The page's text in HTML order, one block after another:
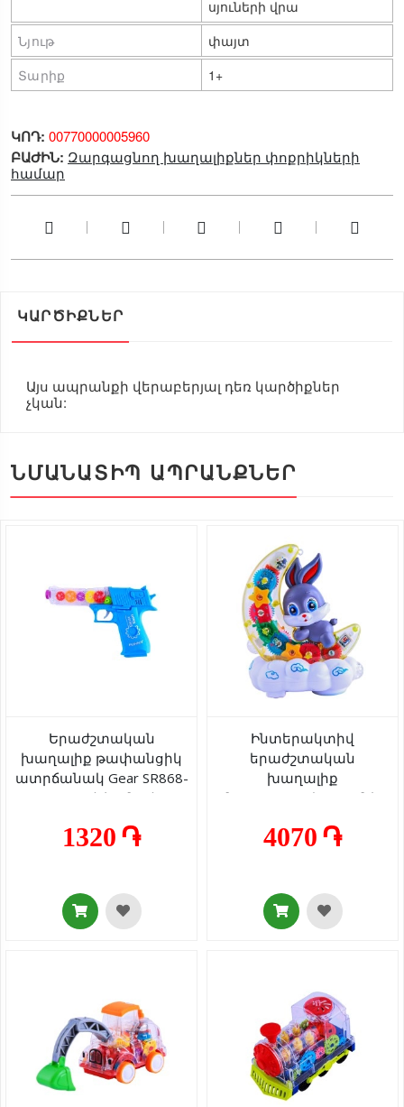
սյուների վրա
Նյութ
փայտ
Տարիք
1+
ԿՈԴ: 00770000005960
ԲԱԺԻՆ: Զարգացնող խաղալիքներ փոքրիկների
համար
ԿԱՐԾԻՔՆԵՐ
Այս ապրանքի վերաբերյալ դեռ կարծիքներ
չկան:
ՆՄԱՆԱՏԻՊ ԱՊՐԱՆՔՆԵՐ
Երաժշտական
խաղալիք թափանցիկ
ատրճանակ Gear SR868-
29 լույսով/ձայնով 3+
1320 ֏
Ինտերակտիվ
երաժշտական
խաղալիք
նապաստակը լուսնի
լույսով/ձայնով 3+
4070 ֏